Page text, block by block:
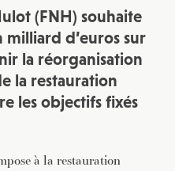
(FNH) souhaite
d’euros sur
la réorganisation
la restauration
les objectifs fixés
à la restauration